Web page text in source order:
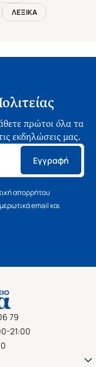
ΛΕΞΙΚΑ
πρώτοι όλα τα
εκδηλώσεις μας.
Εγγραφή
απορρήτου
email και
79
21:00